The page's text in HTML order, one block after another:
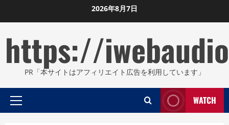
to
2026年8月7日
https://
PR「本サイトはアフィリエイト広告を利用しています」
Primary
WATCH